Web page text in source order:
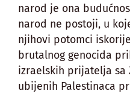
narod je ona
narod ne postoji, u
njihovi potomci
brutalnog genocida
izraelskih prijatelja sa
ubijenih Palestinaca